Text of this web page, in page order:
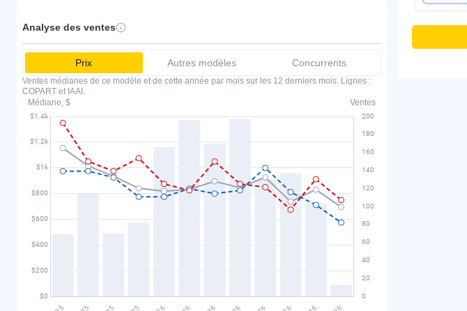
Analyse des ventes
Prix Autres modèles Concurrents
Ventes médianes de ce modèle et de cette année par mois sur les 12 derniers mois. Lignes :
COPART et IAAI.
Médiane, $
Ventes